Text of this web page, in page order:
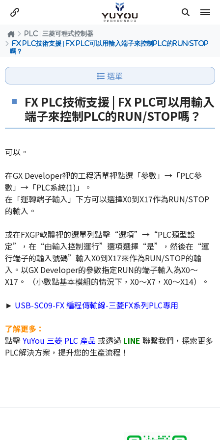
PLC | 三菱可程式控制器
FX PLC技術支援 | FX PLC可以用輸入端子來控制PLC的RUN/STOP
嗎？
選單
FX PLC技術支援 | FX PLC可以用輸入
端子來控制PLC的RUN/STOP嗎？
可以。
在GX Developer裡的工程清單裡點選「參數」→「PLC參
數」→「PLC系統(1)」。
在「運轉端子輸入」下方可以選擇X0到X17作為RUN/STOP
的輸入。
或在FXGP軟體裡的選單列點擊“選項”→“PLC類型設
定”，在“由輸入控制運行”選項選擇“是”，然後在“運
行端子的輸入號碼”輸入X0到X17來作為RUN/STOP的輸
入。以GX Developer的參數指定RUN的端子輸入為X0～
X17。 （小數點基本模組的情況下，X0～X7，X0～X14）。
► USB-SC09-FX 編程傳輸線-三菱FX系列PLC專用
了解更多：
點擊YuYou 三菱 PLC 產品 或透過 LINE 聯繫我們，探索更多
PLC解決方案，提升您的生產流程！